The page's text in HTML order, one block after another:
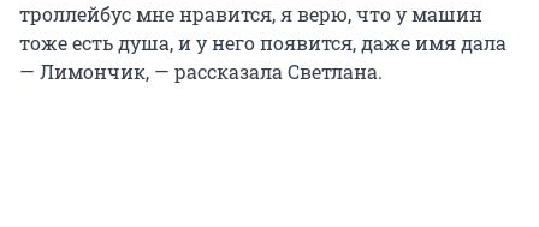
троллейбус мне нравится, я верю, что у машин
тоже есть душа, и у него появится, даже имя дала
— Лимончик, — рассказала Светлана.